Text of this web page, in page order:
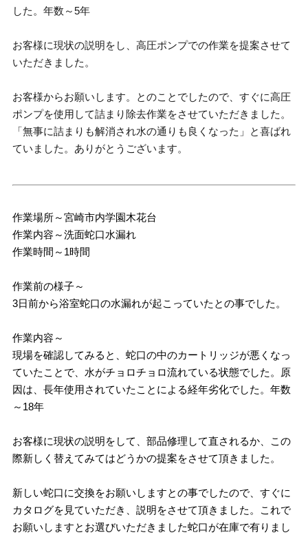
した。年数～5年
お客様に現状の説明をし、高圧ポンプでの作業を提案させて
いただきました。
お客様からお願いします。とのことでしたので、すぐに高圧
ポンプを使用して詰まり除去作業をさせていただきました。
「無事に詰まりも解消され水の通りも良くなった」と喜ばれ
ていました。ありがとうございます。
作業場所～宮崎市内学園木花台
作業内容～洗面蛇口水漏れ
作業時間～1時間
作業前の様子～
3日前から浴室蛇口の水漏れが起こっていたとの事でした。
作業内容～
現場を確認してみると、蛇口の中のカートリッジが悪くなっ
ていたことで、水がチョロチョロ流れている状態でした。原
因は、長年使用されていたことによる経年劣化でした。年数
～18年
お客様に現状の説明をして、部品修理して直されるか、この
際新しく替えてみてはどうかの提案をさせて頂きました。
新しい蛇口に交換をお願いしますとの事でしたので、すぐに
カタログを見ていただき、説明をさせて頂きました。これで
お願いしますとお選びいただきました蛇口が在庫で有りまし